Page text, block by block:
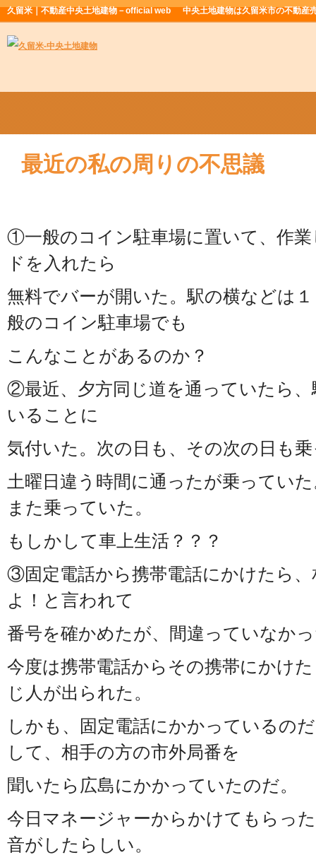
久留米｜不動産中央土地建物－official web 中央土地建物は久留米市の不動産
最近の私の周りの不思議
①一般のコイン駐車場に置いて、作
ドを入れたら
無料でバーが開いた。駅の横などは
般のコイン駐車場でも
こんなことがあるのか？
②最近、夕方同じ道を通っていたら
いることに
気付いた。次の日も、その次の日も
土曜日違う時間に通ったが乗ってい
また乗っていた。
もしかして車上生活？？？
③固定電話から携帯電話にかけたら
よ！と言われて
番号を確かめたが、間違っていなか
今度は携帯電話からその携帯にかけ
じ人が出られた。
しかも、固定電話にかかっているの
して、相手の方の市外局番を
聞いたら広島にかかっていたのだ。
今日マネージャーからかけてもらっ
音がしたらしい。